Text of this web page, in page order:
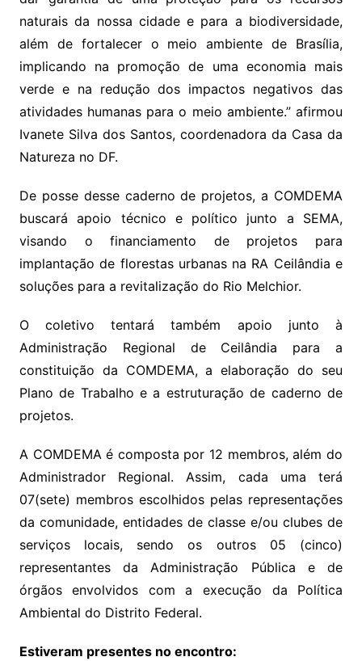
naturais da nossa cidade e para a biodiversidade,
além de fortalecer o meio ambiente de Brasília,
implicando na promoção de uma economia mais
verde e na redução dos impactos negativos das
atividades humanas para o meio ambiente.” afirmou
Ivanete Silva dos Santos, coordenadora da Casa da
Natureza no DF.
De posse desse caderno de projetos, a COMDEMA
buscará apoio técnico e político junto a SEMA,
visando o financiamento de projetos para
implantação de florestas urbanas na RA Ceilândia e
soluções para a revitalização do Rio Melchior.
O coletivo tentará também apoio junto à
Administração Regional de Ceilândia para a
constituição da COMDEMA, a elaboração do seu
Plano de Trabalho e a estruturação de caderno de
projetos.
A COMDEMA é composta por 12 membros, além do
Administrador Regional. Assim, cada uma terá
07(sete) membros escolhidos pelas representações
da comunidade, entidades de classe e/ou clubes de
serviços locais, sendo os outros 05 (cinco)
representantes da Administração Pública e de
órgãos envolvidos com a execução da Política
Ambiental do Distrito Federal.
Estiveram presentes no encontro: